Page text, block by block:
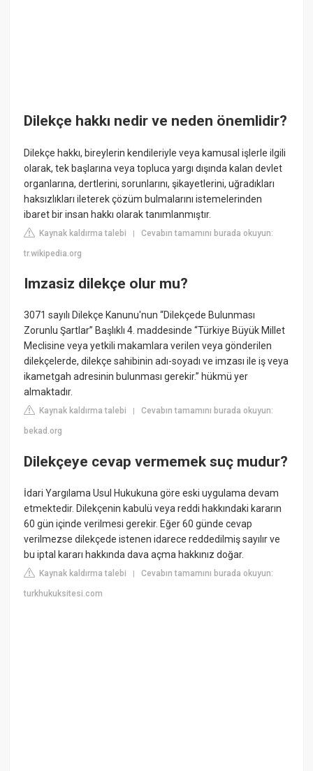
Dilekçe hakkı nedir ve neden önemlidir?
Dilekçe hakkı, bireylerin kendileriyle veya kamusal işlerle ilgili
olarak, tek başlarına veya topluca yargı dışında kalan devlet
organlarına, dertlerini, sorunlarını, şikayetlerini, uğradıkları
haksızlıkları ileterek çözüm bulmalarını istemelerinden
ibaret bir insan hakkı olarak tanımlanmıştır.
Kaynak kaldırma talebi |Cevabın tamamını burada okuyun:
tr.wikipedia.org
Imzasiz dilekçe olur mu?
3071 sayılı Dilekçe Kanunu'nun “Dilekçede Bulunması
Zorunlu Şartlar” Başlıklı 4. maddesinde “Türkiye Büyük Millet
Meclisine veya yetkili makamlara verilen veya gönderilen
dilekçelerde, dilekçe sahibinin adı-soyadı ve imzası ile iş veya
ikametgah adresinin bulunması gerekir.” hükmü yer
almaktadır.
Kaynak kaldırma talebi |Cevabın tamamını burada okuyun:
bekad.org
Dilekçeye cevap vermemek suç mudur?
İdari Yargılama Usul Hukukuna göre eski uygulama devam
etmektedir. Dilekçenin kabulü veya reddi hakkındaki kararın
60 gün içinde verilmesi gerekir. Eğer 60 günde cevap
verilmezse dilekçede istenen idarece reddedilmiş sayılır ve
bu iptal kararı hakkında dava açma hakkınız doğar.
Kaynak kaldırma talebi |Cevabın tamamını burada okuyun:
turkhukuksitesi.com